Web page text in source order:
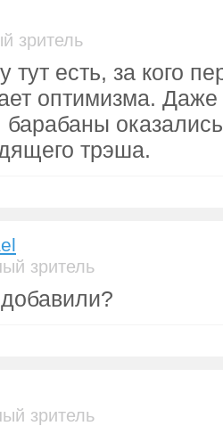
зритель
тут есть, за кого
оптимизма.
трэша.
зритель
зритель